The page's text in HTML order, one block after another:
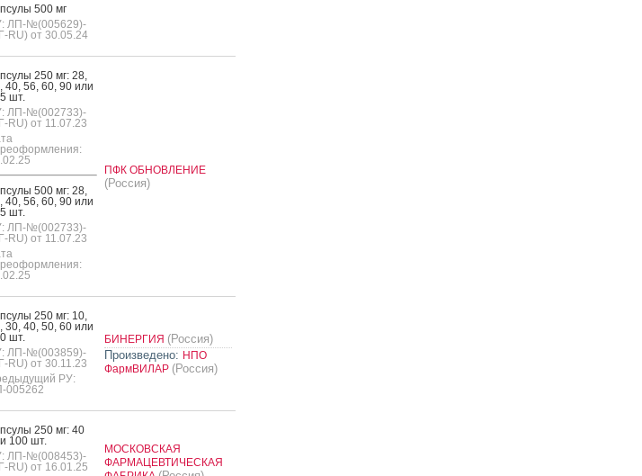
500 мг
ЛП-№(005629)-
RU) от 30.05.24
250 мг: 28,
40, 56, 60, 90 или
шт.
ЛП-№(002733)-
RU) от 11.07.23
500 мг: 28,
40, 56, 60, 90 или
шт.
ЛП-№(002733)-
RU) от 11.07.23
ПФК ОБНОВЛЕНИЕ
(Россия)
250 мг: 10,
30, 40, 50, 60 или
шт.
ЛП-№(003859)-
RU) от 30.11.23
РУ:
005262
БИНЕРГИЯ (Россия)
Произведено: НПО
ФармВИЛАР (Россия)
250 мг: 40
100 шт.
ЛП-№(008453)-
RU) от 16.01.25
МОСКОВСКАЯ
ФАРМАЦЕВТИЧЕСКАЯ